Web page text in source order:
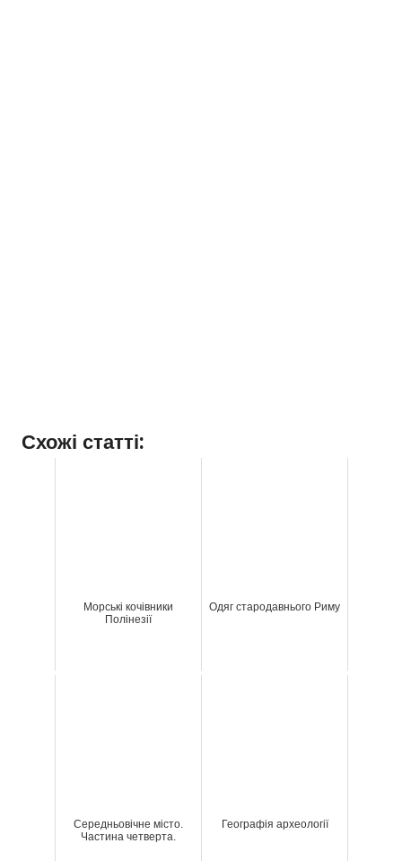
Схожі статті:
Морські кочівники
Полінезії
Одяг стародавнього Риму
Середньовічне місто.
Частина четверта.
Географія археології